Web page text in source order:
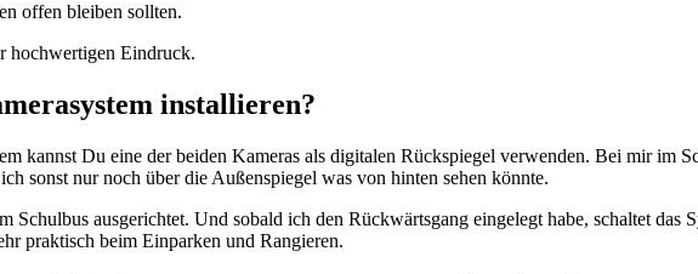
offen bleiben sollten.
hochwertigen Eindruck.
installieren?
kannst Du eine der beiden Kameras als digitalen Rückspiegel verwenden. Bei mir im
sonst nur noch über die Außenspiegel was von hinten sehen könnte.
ausgerichtet. Und sobald ich den Rückwärtsgang eingelegt habe, schaltet das
praktisch beim Einparken und Rangieren.